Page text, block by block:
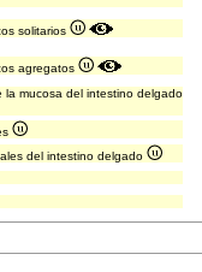
solitarios
agregatos
la mucosa del intestino delgado
del intestino delgado